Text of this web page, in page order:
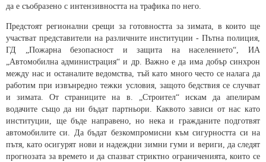
да е съобразено с интензивността на трафика по него.
Предстоят регионални срещи за готовността за зимата, в които ще
участват представители на различните институции - Пътна полиция,
ГД „Пожарна безопасност и защита на населението“, ИА
„Автомобилна администрация“ и др. Важно е да има добър синхрон
между нас и останалите ведомства, тъй като много често се налага да
работим при извънредно тежки условия, защото бедствия се случват
и зимата. От страниците на в. „Строител“ искам да апелирам
водачите също да ни бъдат партньори. Каквото зависи от нас като
институции, ще бъде направено, но нека и гражданите подготвят
автомобилите си. Да бъдат безкомпромисни към сигурността си на
пътя, като осигурят нови и надеждни зимни гуми и вериги, да следят
прогнозата за времето и да спазват стриктно ограниченията, които се